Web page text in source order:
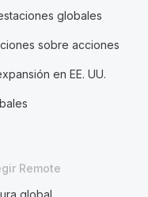
globales
sobre acciones
en EE. UU.
Remote
global